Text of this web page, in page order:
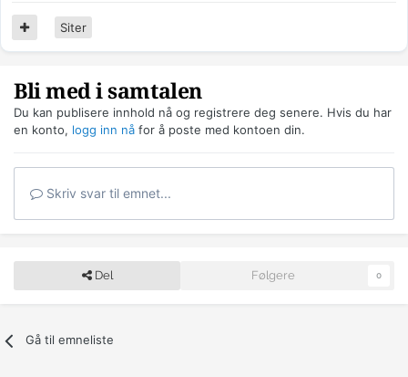
Siter
Bli med i samtalen
Du kan publisere innhold nå og registrere deg senere. Hvis du har
en konto, logg inn nå for å poste med kontoen din.
Skriv svar til emnet...
Del Følgere 0
Gå til emneliste